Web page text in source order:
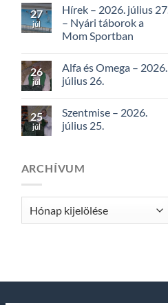
27
júl
Hírek – 2026. július 27.
– Nyári táborok a
Mom Sportban
26
júl
Alfa és Omega – 2026.
július 26.
25
júl
Szentmise – 2026.
július 25.
ARCHÍVUM
Archívum